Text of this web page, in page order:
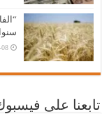
08
تابعنا على